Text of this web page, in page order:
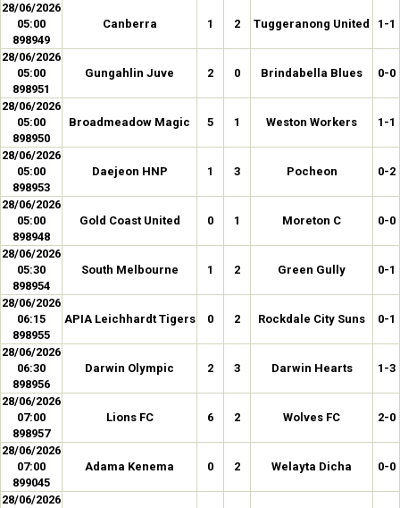
28/06/2026
05:00
898949
Canberra 1 2 Tuggeranong United 1-1
28/06/2026
05:00
898951
Gungahlin Juve 2 0 Brindabella Blues 0-0
28/06/2026
05:00
898950
Broadmeadow Magic 5 1 Weston Workers 1-1
28/06/2026
05:00
898953
Daejeon HNP 1 3 Pocheon 0-2
28/06/2026
05:00
898948
Gold Coast United 0 1 Moreton C 0-0
28/06/2026
05:30
898954
South Melbourne 1 2 Green Gully 0-1
28/06/2026
06:15
898955
APIA Leichhardt Tigers 0 2 Rockdale City Suns 0-1
28/06/2026
06:30
898956
Darwin Olympic 2 3 Darwin Hearts 1-3
28/06/2026
07:00
898957
Lions FC 6 2 Wolves FC 2-0
28/06/2026
07:00
899045
Adama Kenema 0 2 Welayta Dicha 0-0
28/06/2026